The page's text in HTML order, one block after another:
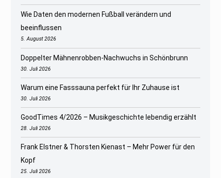
Wie Daten den modernen Fußball verändern und
beeinflussen
5. August 2026
Doppelter Mähnenrobben-Nachwuchs in Schönbrunn
30. Juli 2026
Warum eine Fasssauna perfekt für Ihr Zuhause ist
30. Juli 2026
GoodTimes 4/2026 – Musikgeschichte lebendig erzählt
28. Juli 2026
Frank Elstner & Thorsten Kienast – Mehr Power für den
Kopf
25. Juli 2026